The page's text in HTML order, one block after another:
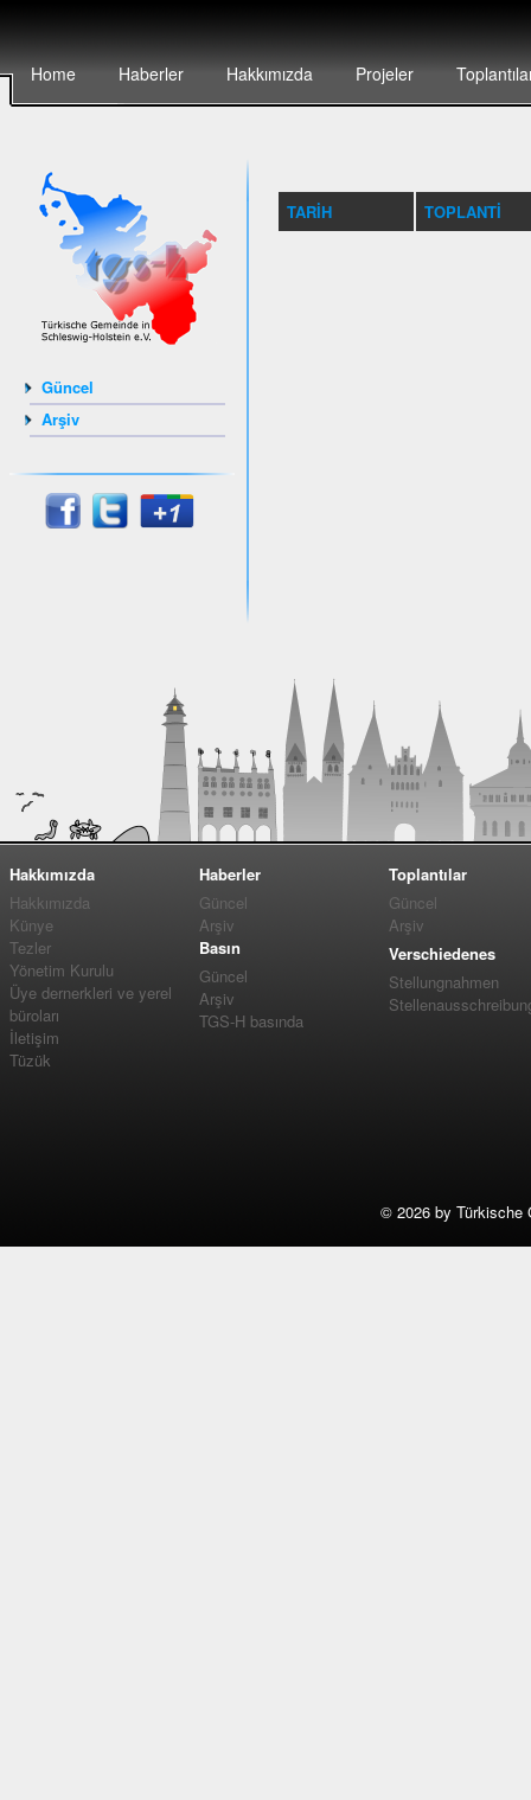
Home Haberler Hakkımızda Projeler
Güncel
Arşiv
TARIH TOPLANTI
Hakkımızda
Hakkımızda
Künye
Tezler
Yönetim Kurulu
Üye dernerkleri ve yerel
büroları
İletişim
Tüzük
Haberler
Güncel
Arşiv
Basın
Güncel
Arşiv
TGS-H basında
Toplantılar
Güncel
Arşiv
Verschiedenes
Stellungnahmen
© 2026 by Türkische